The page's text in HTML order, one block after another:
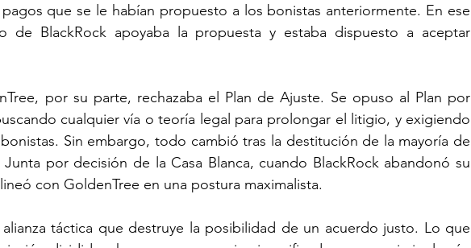
que se le habían propuesto a los bonistas anteriormente. En ese
de BlackRock apoyaba la propuesta y estaba dispuesto a aceptar
por su parte, rechazaba el Plan de Ajuste. Se opuso al Plan por
cualquier vía o teoría legal para prolongar el litigio, y exigiendo
Sin embargo, todo cambió tras la destitución de la mayoría de
por decisión de la Casa Blanca, cuando BlackRock abandonó su
con GoldenTree en una postura maximalista.
alianza táctica que destruye la posibilidad de un acuerdo justo. Lo que